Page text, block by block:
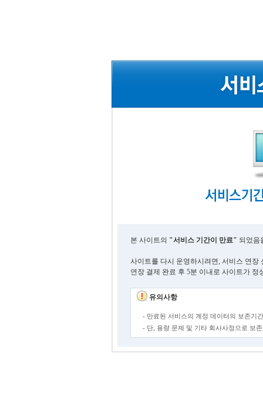
본 사이트의 "서비스 기간이 만료" 되었음
사이트를 다시 운영하시려면, 서비스 연장
연장 결제 완료 후 5분 이내로 사이트가 정
유의사항
- 만료된 서비스의 계정 데이터의 보존기
- 단, 용량 문제 및 기타 회사사정으로 보